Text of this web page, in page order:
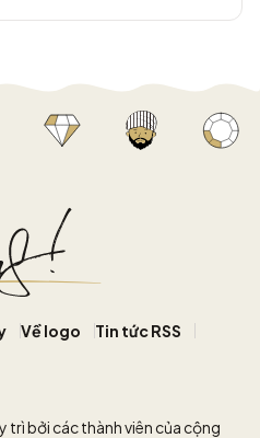
Về logo
Tin tức RSS
trì bởi các thành viên của cộng